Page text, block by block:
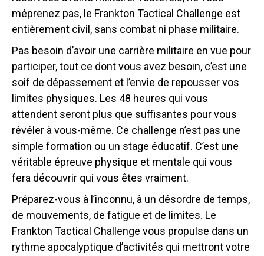
méprenez pas, le Frankton Tactical Challenge est
entièrement civil, sans combat ni phase militaire.
Pas besoin d’avoir une carrière militaire en vue pour
participer, tout ce dont vous avez besoin, c’est une
soif de dépassement et l’envie de repousser vos
limites physiques. Les 48 heures qui vous
attendent seront plus que suffisantes pour vous
révéler à vous-même. Ce challenge n’est pas une
simple formation ou un stage éducatif. C’est une
véritable épreuve physique et mentale qui vous
fera découvrir qui vous êtes vraiment.
Préparez-vous à l’inconnu, à un désordre de temps,
de mouvements, de fatigue et de limites. Le
Frankton Tactical Challenge vous propulse dans un
rythme apocalyptique d’activités qui mettront votre